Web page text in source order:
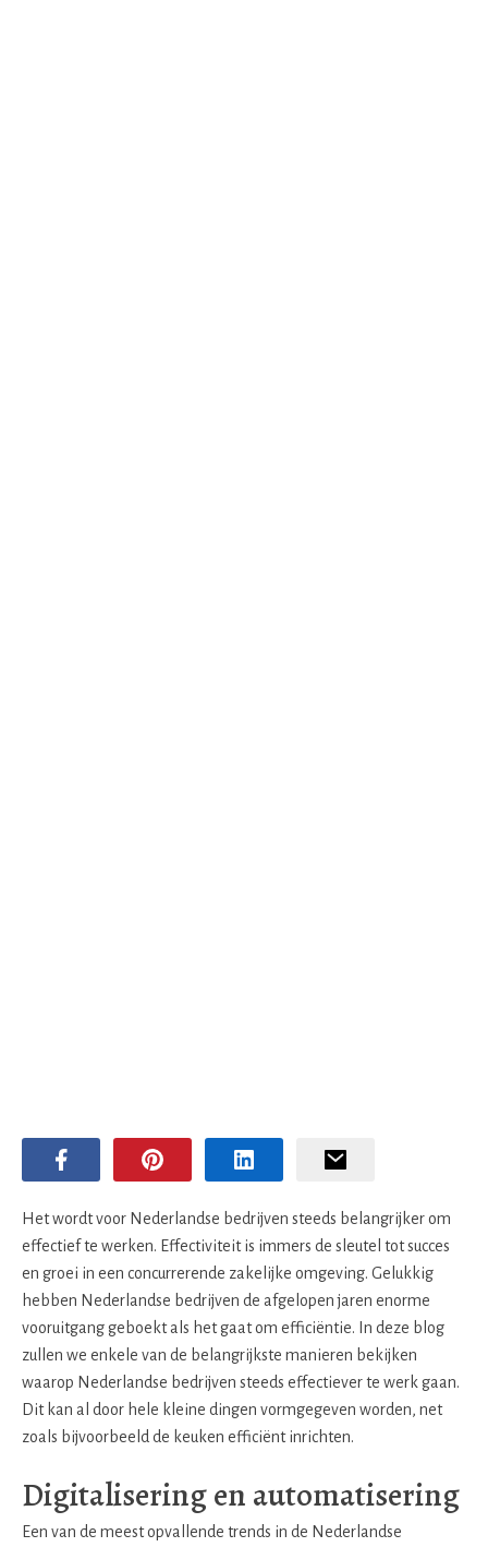
Het wordt voor Nederlandse bedrijven steeds belangrijker om
effectief te werken. Effectiviteit is immers de sleutel tot succes
en groei in een concurrerende zakelijke omgeving. Gelukkig
hebben Nederlandse bedrijven de afgelopen jaren enorme
vooruitgang geboekt als het gaat om efficiëntie. In deze blog
zullen we enkele van de belangrijkste manieren bekijken
waarop Nederlandse bedrijven steeds effectiever te werk gaan.
Dit kan al door hele kleine dingen vormgegeven worden, net
zoals bijvoorbeeld de keuken efficiënt inrichten.
Digitalisering en automatisering
Een van de meest opvallende trends in de Nederlandse